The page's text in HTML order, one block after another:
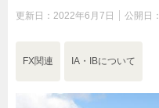
更新日： 2022年6月7日 公開日：
FX関連 IA・IBについて